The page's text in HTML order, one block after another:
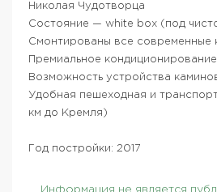
Николая Чудотворца
Состояние — white box (под
Смонтированы все современные
Премиальное
Возможность устройства
Удобная пешеходная и
км до Кремля)
Год постройки: 2017
Информация не является